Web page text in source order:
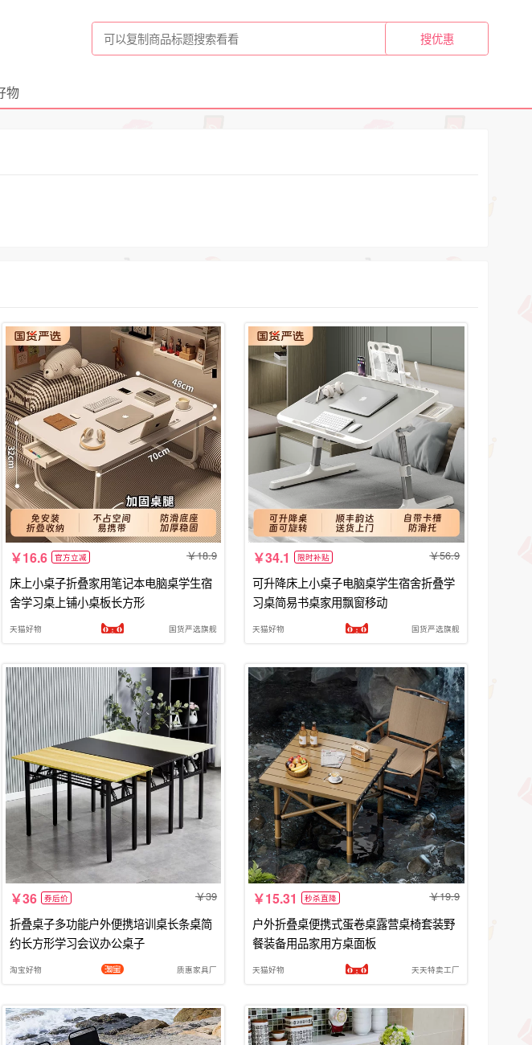
物
16.6 官方立减 18.9
床上小桌子折叠家用笔记本电脑桌学生宿
舍学习桌上铺小桌板长方形
天猫好物 国货严选旗舰
34.1 限时补贴 56.9
可升降床上小桌子电脑桌学生宿舍折叠学
习桌简易书桌家用飘窗移动
天猫好物 国货严选旗舰
36 券后价 39
折叠桌子多功能户外便携培训桌长条桌简
约长方形学习会议办公桌子
淘宝好物 质惠家具厂
15.31 秒杀直降 19.9
户外折叠桌便携式蛋卷桌露营桌椅套装野
餐装备用品家用方桌面板
天猫好物 天天特卖工厂